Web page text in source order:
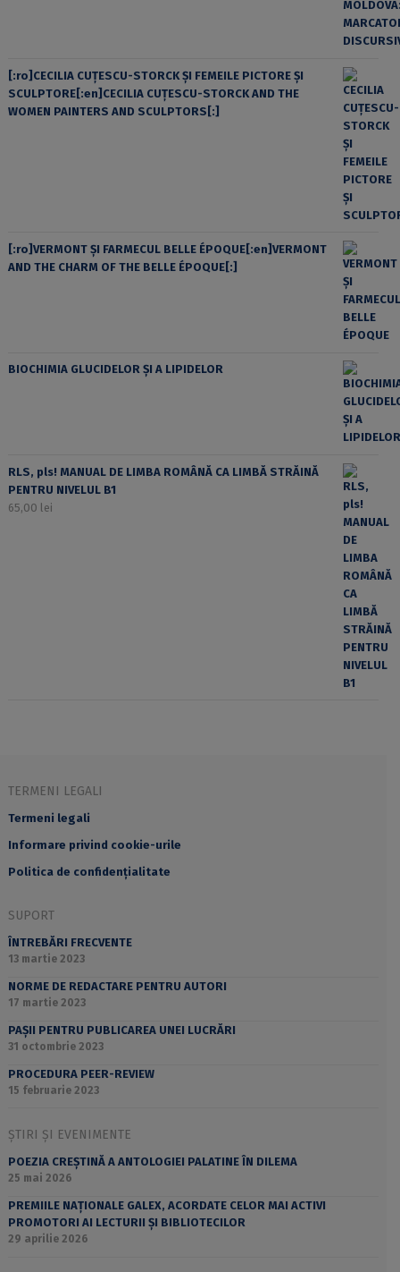
[:ro]CECILIA CUŢESCU-STORCK ŞI FEMEILE PICTORE ŞI
SCULPTORE[:en]CECILIA CUŢESCU-STORCK AND THE
WOMEN PAINTERS AND SCULPTORS[:]
[:ro]VERMONT ȘI FARMECUL BELLE ÉPOQUE[:en]VERMONT
AND THE CHARM OF THE BELLE ÉPOQUE[:]
BIOCHIMIA GLUCIDELOR ȘI A LIPIDELOR
RLS, pls! MANUAL DE LIMBA ROMÂNĂ CA LIMBĂ STRĂINĂ
PENTRU NIVELUL B1
65,00 lei
TERMENI LEGALI
Termeni legali
Informare privind cookie-urile
Politica de confidențialitate
SUPORT
ÎNTREBĂRI FRECVENTE
13 martie 2023
NORME DE REDACTARE PENTRU AUTORI
17 martie 2023
PAȘII PENTRU PUBLICAREA UNEI LUCRĂRI
31 octombrie 2023
PROCEDURA PEER-REVIEW
15 februarie 2023
ȘTIRI ȘI EVENIMENTE
POEZIA CREȘTINĂ A ANTOLOGIEI PALATINE ÎN DILEMA
25 mai 2026
PREMIILE NAȚIONALE GALEX, ACORDATE CELOR MAI ACTIVI
PROMOTORI AI LECTURII ȘI BIBLIOTECILOR
29 aprilie 2026